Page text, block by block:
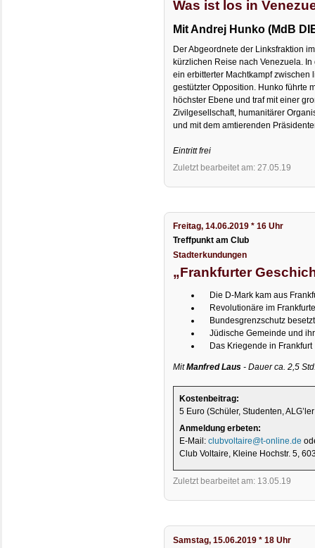
Was ist los in
Mit Andrej Hunko (MdB
Der Abgeordnete der Linksfraktion
kürzlichen Reise nach Venezuela.
ein erbitterter Machtkampf
gestützter Opposition. Hunko führte
höchster Ebene und traf mit einer
Zivilgesellschaft, humanitärer
und mit dem amtierenden
Eintritt frei
Zuletzt bearbeitet am: 27.05.19
Freitag, 14.06.2019 * 16 Uhr
Treffpunkt am Club
Stadterkundungen
„Frankfurter
Die D-Mark kam aus
Revolutionäre im
Bundesgrenzschutz
Jüdische Gemeinde und
Das Kriegende in Frankfurt
MitManfred Laus - Dauer ca. 2,5
Kostenbeitrag:
5 Euro (Schüler, Studenten,
Anmeldung erbeten:
E-Mail:clubvoltaire@t-online.de
Club Voltaire, Kleine Hochstr. 5,
Zuletzt bearbeitet am: 13.05.19
Samstag, 15.06.2019 * 18 Uhr